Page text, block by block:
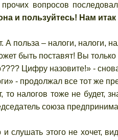
вопросов
и пользуйтесь! Нам
А польза – налоги, налоги,
быть поставят! Вы
Цифру назовите!» -
- продолжал все тот же
то налогов тоже не будет,
союза
этого не хочет,